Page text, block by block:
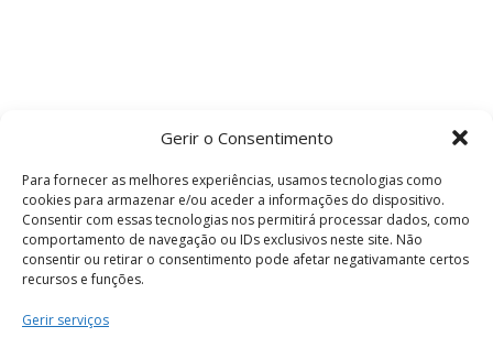
Gerir o Consentimento
Para fornecer as melhores experiências, usamos tecnologias como
cookies para armazenar e/ou aceder a informações do dispositivo.
Consentir com essas tecnologias nos permitirá processar dados, como
comportamento de navegação ou IDs exclusivos neste site. Não
consentir ou retirar o consentimento pode afetar negativamante certos
recursos e funções.
Gerir serviços
Termos e Condições